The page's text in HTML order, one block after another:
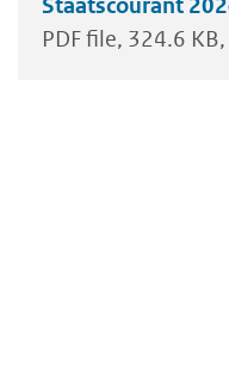
PDF file 324.6 KB